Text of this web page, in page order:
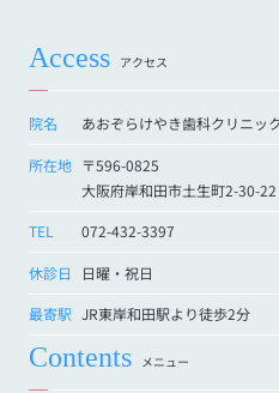
Access アクセス
院名 あおぞらけやき歯科クリニッ
所在地 〒596-0825
大阪府岸和田市土生町2-30-
TEL 072-432-3397
休診日 日曜・祝日
最寄駅 JR東岸和田駅より徒歩2分
Contents メニュー